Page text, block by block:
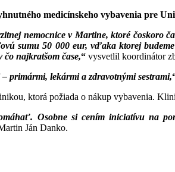
medicínskeho vybavenia pre
nemocnice v Martine, ktoré čoskoro
sumu 50 000 eur, vďaka ktorej
najkratšom čase,“ vysvetlil koordinátor
primármi, lekármi a zdravotnými sestrami,
ktorá požiada o nákup vybavenia.
Osobne si cením iniciatívu na
Ján Danko.